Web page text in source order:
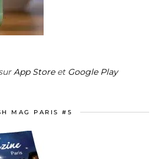
App Storeet Google Play
MAG PARIS #5